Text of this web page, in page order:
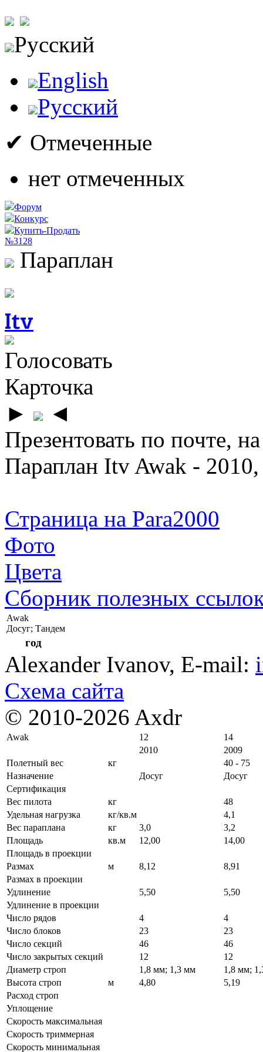
Русский
English
Русский
✔ Отмеченные
нет отмеченных
Форум
Конкурс
Купить-Продать
№3128
Параплан
Itv
Голосовать
Карточка
►
◄
Презентовать по почте,
Параплан Itv Awak -
Страница на Para2000
Фото
Цвета
Сборник полезных
Awak
Досуг; Тандем
год
Alexander Ivanov, E-mail:
Схема сайта
© 2010-2026 Axdr
Awak 12
14
2010
2009
Полетный вес
кг
40 - 75
Назначение
Досуг
Досуг
Сертификация
Вес пилота
кг
48
Удельная нагрузка
кг/кв.м
4,1
Вес параплана
кг 3,0
3,2
Площадь
кв.м 12,00
14,00
Площадь в проекции
Размах
м 8,12
8,91
Размах в проекции
Удлинение
5,50
5,50
Удлинение в проекции
Число рядов
4
4
Число блоков
23
23
Число секций
46
46
Число закрытых секций
12
12
Диаметр строп
1,8 мм; 1,3 мм
1,8 мм;
Высота строп
м 4,80
5,19
Расход строп
Уплощение
Скорость максимальная
Скорость триммерная
Скорость минимальная